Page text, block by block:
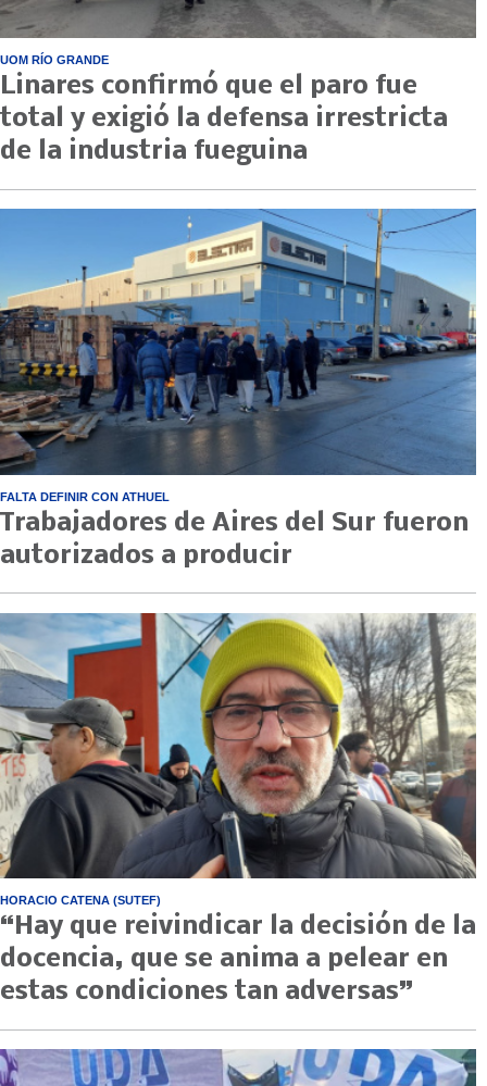
UOM RÍO GRANDE
Linares confirmó que el paro fue
total y exigió la defensa irrestricta
de la industria fueguina
FALTA DEFINIR CON ATHUEL
Trabajadores de Aires del Sur fueron
autorizados a producir
HORACIO CATENA (SUTEF)
“Hay que reivindicar la decisión de la
docencia, que se anima a pelear en
estas condiciones tan adversas”